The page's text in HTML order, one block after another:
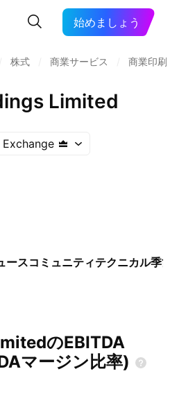
始めましょう
株式 商業サービス 商業印刷
Limited
ースコミュニティテクニカル季
のEBITDA
マージン比率)